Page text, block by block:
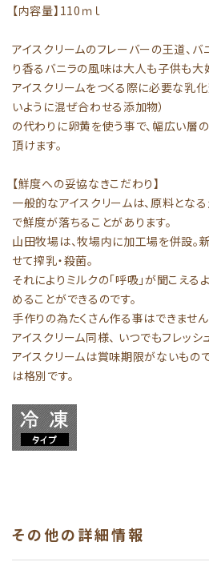
【内容量】110ｍｌ
アイスクリームのフレーバーの王道、バ
り香るバニラの風味は大人も子供も大
アイスクリームをつくる際に必要な乳
いように混ぜ合わせる添加物）
の代わりに卵黄を使う事で、幅広い層
頂けます。
【鮮度への妥協なきこだわり】
一般的なアイスクリームは、原料とな
で鮮度が落ちることがあります。
山田牧場は、牧場内に加工場を併設
せて搾乳・殺菌。
それによりミルクの「呼吸」が聞こえる
めることができるのです。
手作りの為たくさん作る事はできませ
アイスクリーム同様、 いつでもフレッシ
アイスクリームは賞味期限がないもの
は格別です。
その他の詳細情報